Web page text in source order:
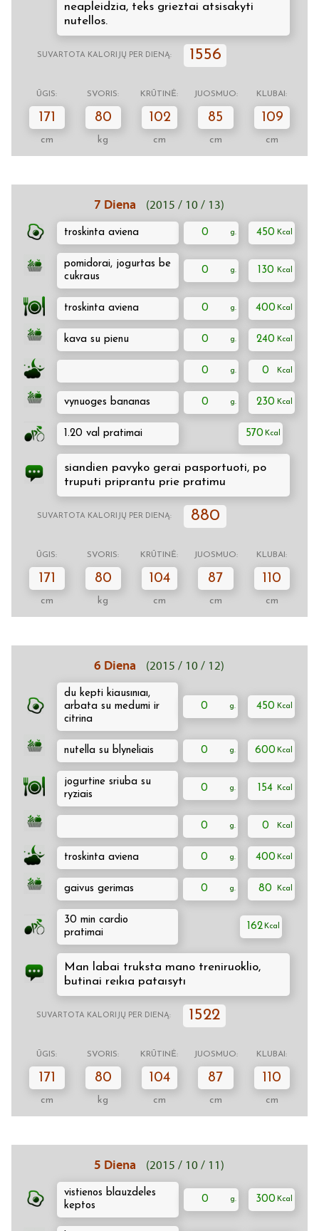
neapleidzia, teks grieztai atsisakyti
nutellos.
SUVARTOTA KALORIJŲ PER DIENĄ: 1556
ŪGIS: SVORIS: KRŪTINĖ: JUOSMUO: KLUBAI:
171
cm
80
kg
102
cm
85
cm
109
cm
7 Diena (2015 / 10 / 13)
troskinta aviena 0 450
pomidorai, jogurtas be
cukraus
0 130
troskinta aviena 0 400
kava su pienu 0 240
0 0
vynuoges bananas 0 230
1.20 val pratimai 570
siandien pavyko gerai pasportuoti, po
truputi priprantu prie pratimu
SUVARTOTA KALORIJŲ PER DIENĄ: 880
ŪGIS: SVORIS: KRŪTINĖ: JUOSMUO: KLUBAI:
171
cm
80
kg
104
cm
87
cm
110
cm
6 Diena (2015 / 10 / 12)
du kepti kiausınıaı,
arbata su medumi ir
citrina
0 450
nutella su blyneliais 0 600
jogurtine sriuba su
ryziais
0 154
0 0
troskinta aviena 0 400
gaivus gerimas 0 80
30 min cardio
pratimai
162
Man labai truksta mano treniruoklio,
butinai reıkıa pataısytı
SUVARTOTA KALORIJŲ PER DIENĄ: 1522
ŪGIS: SVORIS: KRŪTINĖ: JUOSMUO: KLUBAI:
171
cm
80
kg
104
cm
87
cm
110
cm
5 Diena (2015 / 10 / 11)
vistienos blauzdeles
keptos
0 300